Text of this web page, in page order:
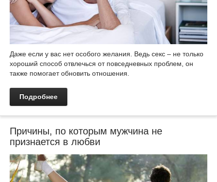
Даже если у вас нет особого желания. Ведь секс – не только
хороший способ отвлечься от повседневных проблем, он
также помогает обновить отношения.
Подробнее
Причины, по которым мужчина не
признается в любви